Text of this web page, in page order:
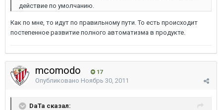
действие по умолчанию.
Как по мне, то идут по правильному пути. То есть происходит
постепенное развитие полного автоматизма в продукте.
mcomodo 17
Опубликовано Ноябрь 30, 2011
DaTa сказал: